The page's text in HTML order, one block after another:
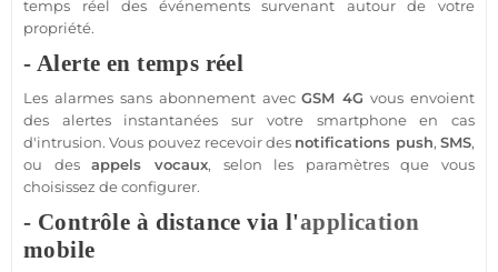
temps réel des événements survenant autour de votre
propriété.
- Alerte en temps réel
Les alarmes sans abonnementavecGSM 4G vous envoient
des alertes instantanées sur votre smartphoneen cas
d'intrusion. Vous pouvez recevoir des notifications push,SMS,
ou desappels vocaux, selon les paramètres que vous
choisissez de configurer.
- Contrôle à distance via l'application
mobile